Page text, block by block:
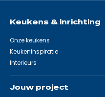
Keukens & inrichting
Onze keukens
Keukeninspiratie
Interieurs
Jouw project